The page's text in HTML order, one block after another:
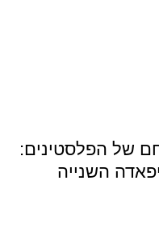
של הפלסטינים:
השנייה